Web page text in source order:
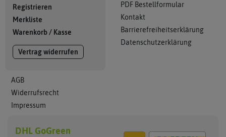
Registrieren
Merkliste
Warenkorb/ Kasse
Vertrag widerrufen
AGB
Widerrufsrecht
Impressum
PDF Bestellformular
Kontakt
Barrierefreiheitserklärung
Datenschutzerklärung
DHL GoGreen